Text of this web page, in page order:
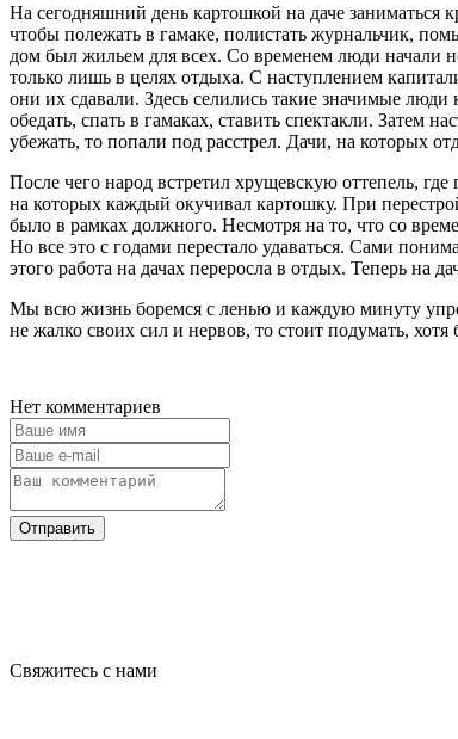
На сегодняшний день картошкой на даче заниматься
чтобы полежать в гамаке, полистать журнальчик,
дом был жильем для всех. Со временем люди начали
только лишь в целях отдыха. С наступлением
они их сдавали. Здесь селились такие значимые
обедать, спать в гамаках, ставить спектакли. Затем
убежать, то попали под расстрел. Дачи, на которых
После чего народ встретил хрущевскую оттепель,
на которых каждый окучивал картошку. При
было в рамках должного. Несмотря на то, что со
Но все это с годами перестало удаваться. Сами
этого работа на дачах переросла в отдых. Теперь на
Мы всю жизнь боремся с ленью и каждую минуту
не жалко своих сил и нервов, то стоит подумать,
Нет комментариев
Отправить
Свяжитесь с нами